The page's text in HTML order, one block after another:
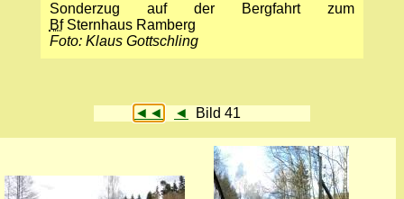
Sonderzug auf der Bergfahrt zum
BfSternhaus Ramberg
Foto: Klaus Gottschling
◄◄ ◄ Bild 41